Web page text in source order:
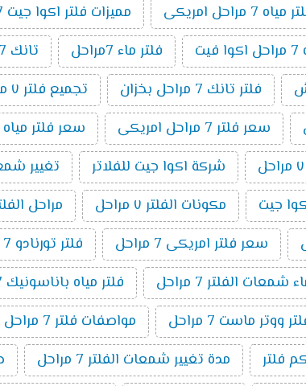
7 مراحل امريكى مميزات فلتر اكوا جيت 7 مراحل
فلتر ماء 7مراحل تانك 7 مراحل
فلتر تانك 7 مراحل بخزان تجميع فلتر ٧ مراحل
سعر فلتر 7 مراحل امريكى
سعر فلتر مياه 7 مراحل تايوانى امريكي 2019
شركة اكوا جيت للفلاتر تغيير شمع
جيت مكونات الفلتر ٧ مراحل مراحل الفلتر 7
سعر فلتر امريكى 7 مراحل فلتر تورنادو 7 مراحل
شمعات الفلتر 7 مراحل فلتر مياه باناسونيك 7 مراحل
ووتر ماست 7 مراحل مواصفات فلتر 7 مراحل
فلتر مدة تغيير شمعات الفلتر 7 مراحل